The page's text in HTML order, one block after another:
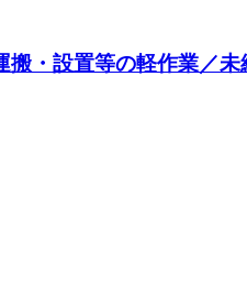
搬・設置等の軽作業／